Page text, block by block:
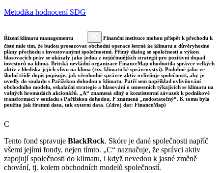
Metodika hodnocení SDG
Řízení klimatu managementu
Finanční instituce mohou přispět k přechodu k
čisté nule tím, že budou prosazovat obchodní operace šetrné ke klimatu a důvěryhodné
plány přechodu s investovanými společnostmi. Přímý dialog se společností a výkon
hlasovacích práv se ukázaly jako jedna z nejúčinnějších strategií pro pozitivní dopad
investorů na klima. Britská nevládní organizace FinanceMap ohodnotila správce velkých
aktiv z hlediska jejich vlivu na klima (tzv. klimatické správcovství). Podobně jako ve
školní třídě dopis popisuje, jak věrohodně správce aktiv ovlivňuje společnosti, aby je
uvedly do souladu s Pařížskou dohodou o klimatu. Patří sem například ovlivňování
obchodního modelu, eskalační strategie a hlasování o usneseních týkajících se klimatu na
valných hromadách akcionářů. „A“ znamená silný a konzistentní závazek k podnikové
transformaci v souladu s Pařížskou dohodou, F znamená „nedostatečný“. K tomu byla
použita jak firemní data, tak externí data. (Zdroj dat: FinanceMap)
C
Tento fond spravuje BlackRock. Skóre je dané společnosti napříč
všemi jejími fondy, nejen tímto. „C“ naznačuje, že správci aktiv
zapojují společnosti do klimatu, i když nevedou k jasné změně
chování, tj. kolem obchodních modelů společností.